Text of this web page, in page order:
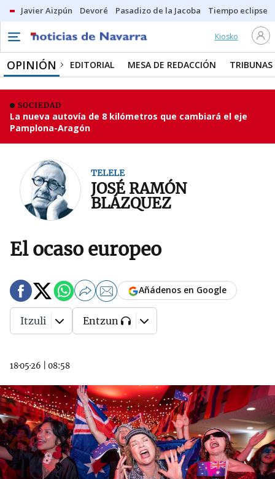
Javier Aizpún Devoré Pasadizo de la Jacoba Tiempo eclipse
Kiosko
OPINIÓN EDITORIAL MESA DE REDACCIÓN TRIBUNAS
SOCIEDAD
La nueva autovía de 8 kilómetros que cambiará el eje
Pamplona-Aragón
TELELE
JOSÉ RAMÓN
BLÁZQUEZ
El ocaso europeo
18·05·26 08:58
Añádenos en Google
Itzuli Entzun